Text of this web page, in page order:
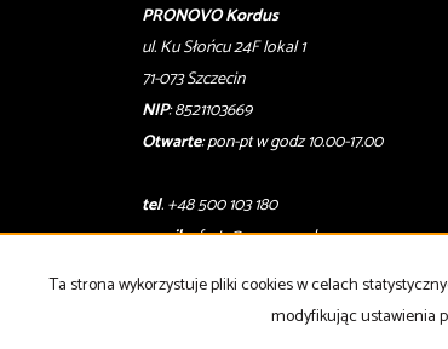
PRONOVO Kordus
ul. Ku Słońcu 24F lokal 1
71-073 Szczecin
NIP: 8521103669
Otwarte: pon-pt w godz 10.00-17.00
tel. +48 500 103 180
email:oferty@pronovo.pl
Strona główna notatnik Kup Sprzedaj
Ta strona wykorzystuje pliki cookies w celach
modyfikując ustawienia